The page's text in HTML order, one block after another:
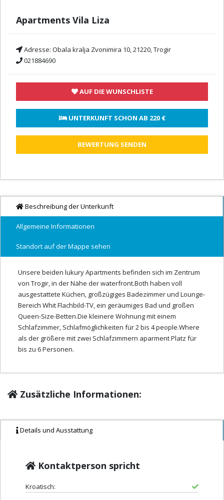
Apartments Vila Liza
Adresse: Obala kralja Zvonimira 10, 21220, Trogir
021884690
AUF DIE WUNSCHLISTE
UNTERKUNFT SCHON AB 220 €
BEWERTUNG SENDEN
Beschreibung der Unterkunft
Allgemeine Informationen
Standort auf der Mappe sehen
Unsere beiden lukury Apartments befinden sich im Zentrum
von Trogir, in der Nähe der waterfront.Both haben voll
ausgestattete Küchen, großzügiges Badezimmer und Lounge-
Bereich Whit Flachbild-TV, ein geräumiges Bad und großen
Queen-Size-Betten.Die kleinere Wohnung mit einem
Schlafzimmer, Schlafmöglichkeiten für 2 bis 4 people.Where
als der größere mit zwei Schlafzimmern aparment Platz für
bis zu 6 Personen.
Zusätzliche Informationen:
Details und Ausstattung
Kontaktperson spricht
Kroatisch: